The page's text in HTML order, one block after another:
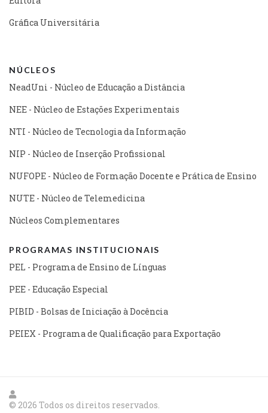
Gráfica Universitária
NÚCLEOS
NeadUni - Núcleo de Educação a Distância
NEE - Núcleo de Estações Experimentais
NTI - Núcleo de Tecnologia da Informação
NIP - Núcleo de Inserção Profissional
NUFOPE - Núcleo de Formação Docente e Prática de Ensino
NUTE - Núcleo de Telemedicina
Núcleos Complementares
PROGRAMAS INSTITUCIONAIS
PEL - Programa de Ensino de Línguas
PEE - Educação Especial
PIBID - Bolsas de Iniciação à Docência
PEIEX - Programa de Qualificação para Exportação
© 2026 Todos os direitos reservados.